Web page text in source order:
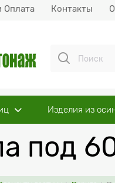
Оплата Контакты
Изделия из
под